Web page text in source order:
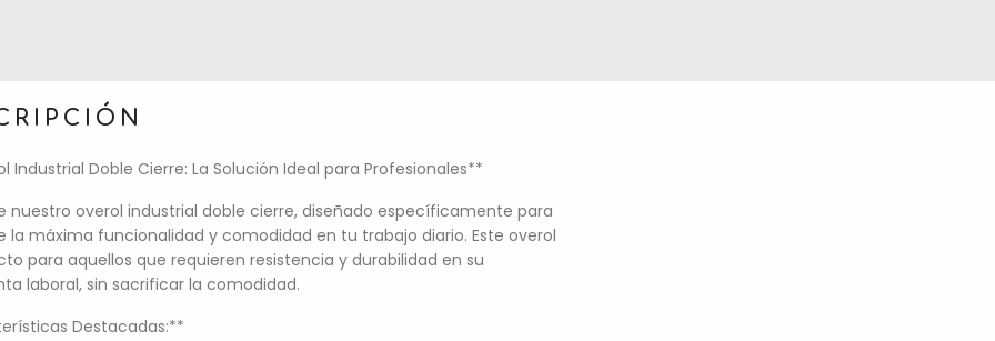
Industrial Doble Cierre: La Solución Ideal para Profesionales**
nuestro overol industrial doble cierre, diseñado específicamente para
la máxima funcionalidad y comodidad en tu trabajo diario. Este overol
para aquellos que requieren resistencia y durabilidad en su
laboral, sin sacrificar la comodidad.
Destacadas:**